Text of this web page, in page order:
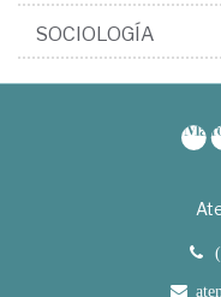
SOCIOLOGÍA